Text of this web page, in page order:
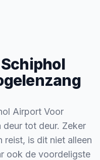
Airport Voor
deur tot deur. Zeker
reist, is dit niet alleen
ook de voordeligste